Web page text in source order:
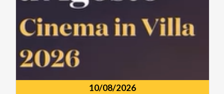
10/08/2026